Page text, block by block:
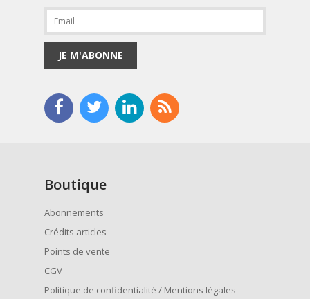
JE M'ABONNE
Boutique
Abonnements
Crédits articles
Points de vente
CGV
Politique de confidentialité / Mentions légales